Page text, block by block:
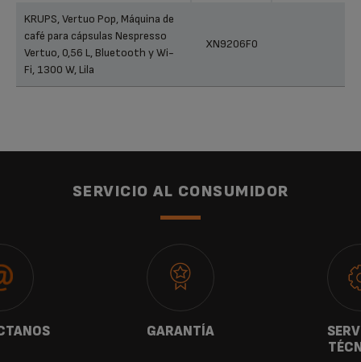
KRUPS, Vertuo Pop, Máquina de
café para cápsulas Nespresso
Vertuo, 0,56 L, Bluetooth y Wi-
Fi, 1300 W, Lila
XN9206F0
SERVICIO AL CONSUMIDOR
GARANTÍA